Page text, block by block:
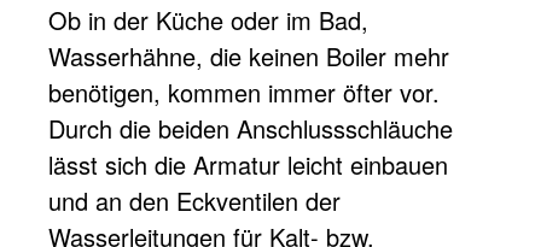
Ob in der Küche oder im Bad,
Wasserhähne, die keinen Boiler mehr
benötigen, kommen immer öfter vor.
Durch die beiden Anschlussschläuche
lässt sich die Armatur leicht einbauen
und an den Eckventilen der
Wasserleitungen für Kalt- bzw.